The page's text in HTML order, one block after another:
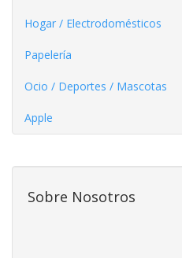
Hogar / Electrodomésticos
Papelería
Ocio / Deportes / Mascotas
Apple
Sobre Nosotros